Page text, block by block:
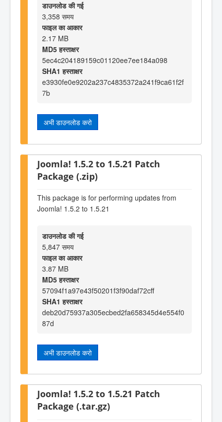
डाउनलोड की गई
3,358 समय
फाइल का आकार
2.17 MB
MD5 हस्ताक्षर
5ec4c204189159c01120ee7ee184a098
SHA1 हस्ताक्षर
e3930fe0e9202a237c4835372a241f9ca61f2f
7b
अभी डाउनलोड करो
Joomla! 1.5.2 to 1.5.21 Patch
Package (.zip)
This package is for performing updates from
Joomla! 1.5.2 to 1.5.21
डाउनलोड की गई
5,847 समय
फाइल का आकार
3.87 MB
MD5 हस्ताक्षर
57094f1a97e43f50201f3f90daf72cff
SHA1 हस्ताक्षर
deb20d75937a305ecbed2fa658345d4e554f0
87d
अभी डाउनलोड करो
Joomla! 1.5.2 to 1.5.21 Patch
Package (.tar.gz)